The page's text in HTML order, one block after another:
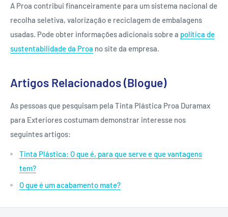
A Proa contribui financeiramente para um sistema nacional de
recolha seletiva, valorização e reciclagem de embalagens
usadas. Pode obter informações adicionais sobre a política de
sustentabilidade da Proa no site da empresa.
Artigos Relacionados (Blogue)
As pessoas que pesquisam pela Tinta Plástica Proa Duramax
para Exteriores costumam demonstrar interesse nos
seguintes artigos:
Tinta Plástica: O que é, para que serve e que vantagens
tem?
O que é um acabamento mate?